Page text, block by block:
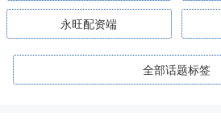
永旺配资端
全部话题标签